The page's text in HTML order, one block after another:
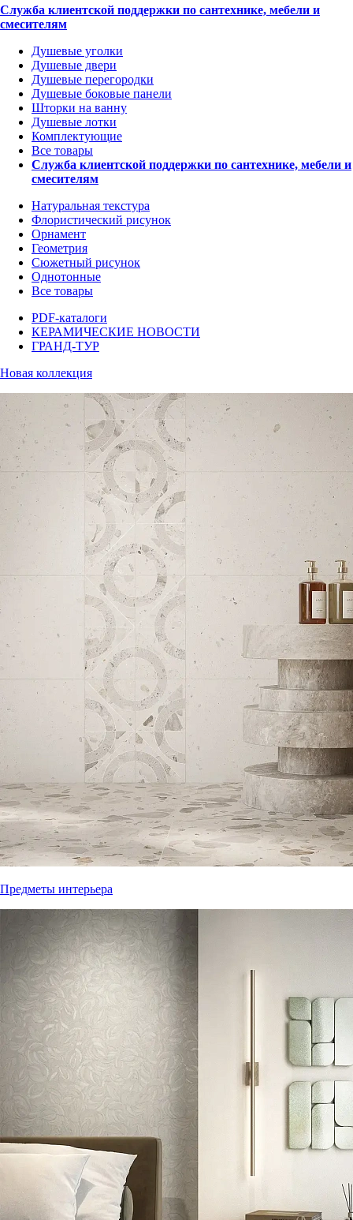
Служба клиентской поддержки по сантехнике, мебели и
смесителям
Душевые уголки
Душевые двери
Душевые перегородки
Душевые боковые панели
Шторки на ванну
Душевые лотки
Комплектующие
Все товары
Служба клиентской поддержки по сантехнике, мебели и
смесителям
Натуральная текстура
Флористический рисунок
Орнамент
Геометрия
Сюжетный рисунок
Однотонные
Все товары
PDF-каталоги
КЕРАМИЧЕСКИЕ НОВОСТИ
ГРАНД-ТУР
Новая коллекция
Предметы интерьера